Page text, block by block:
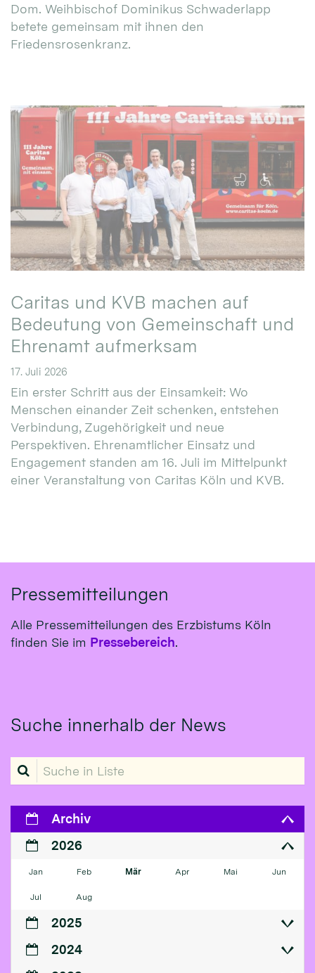
Dom. Weihbischof Dominikus Schwaderlapp
betete gemeinsam mit ihnen den
Friedensrosenkranz.
Caritas und KVB machen auf
Bedeutung von Gemeinschaft und
Ehrenamt aufmerksam
17. Juli 2026
Ein erster Schritt aus der Einsamkeit: Wo
Menschen einander Zeit schenken, entstehen
Verbindung, Zugehörigkeit und neue
Perspektiven. Ehrenamtlicher Einsatz und
Engagement standen am 16. Juli im Mittelpunkt
einer Veranstaltung von Caritas Köln und KVB.
Pressemitteilungen
Alle Pressemitteilungen des Erzbistums Köln
finden Sie im Pressebereich.
Suche innerhalb der News
Suche in Liste
Archiv
2026
Jan Feb Mär Apr Mai Jun
Jul Aug
2025
2024